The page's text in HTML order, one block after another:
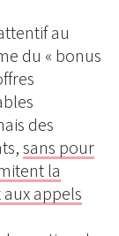
au
du « bonus
des
sans pour
la
appels